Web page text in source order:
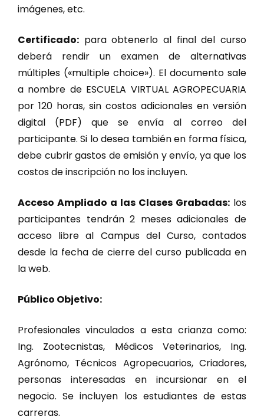
imágenes, etc.
Certificado: para obtenerlo al final del curso
deberá rendir un examen de alternativas
múltiples («multiple choice»). El documento sale
a nombre de ESCUELA VIRTUAL AGROPECUARIA
por 120 horas, sin costos adicionales en versión
digital (PDF) que se envía al correo del
participante. Si lo desea también en forma física,
debe cubrir gastos de emisión y envío, ya que los
costos de inscripción no los incluyen.
Acceso Ampliado a las Clases Grabadas: los
participantes tendrán 2 meses adicionales de
acceso libre al Campus del Curso, contados
desde la fecha de cierre del curso publicada en
la web.
Público Objetivo:
Profesionales vinculados a esta crianza como:
Ing. Zootecnistas, Médicos Veterinarios, Ing.
Agrónomo, Técnicos Agropecuarios, Criadores,
personas interesadas en incursionar en el
negocio. Se incluyen los estudiantes de estas
carreras.